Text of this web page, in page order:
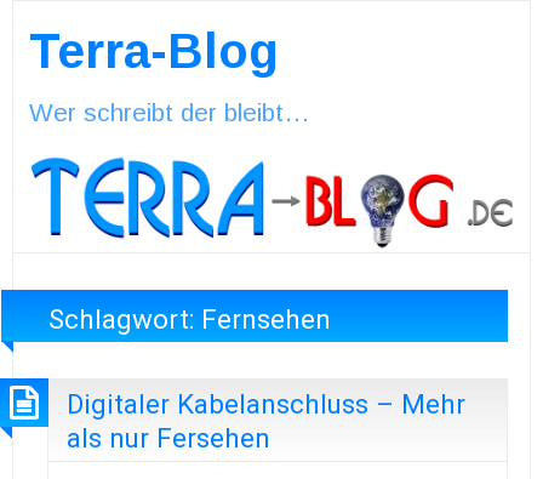
Terra-Blog
Wer schreibt der bleibt…
Schlagwort: Fernsehen
Digitaler Kabelanschluss – Mehr
als nur Fersehen